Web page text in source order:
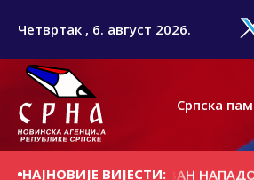
Четвртак , 6. август 2026.
Српска
НАЈНОВИЈЕ ВИЈЕСТИ:
НАФТЕ ИЗАЗВАН НАПАДОМ